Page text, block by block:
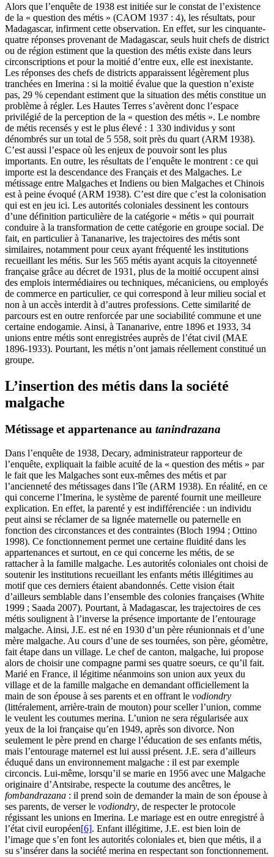
Alors que l’enquête de 1938 est initiée sur le constat de l’existence
de la « question des métis » (CAOM 1937 : 4), les résultats, pour
Madagascar, infirment cette observation. En effet, sur les cinquante-
quatre réponses provenant de Madagascar, seuls huit chefs de district
ou de région estiment que la question des métis existe dans leurs
circonscriptions et pour la moitié d’entre eux, elle est inexistante.
Les réponses des chefs de districts apparaissent légèrement plus
tranchées en Imerina : si la moitié évalue que la question n’existe
pas, 29 % cependant estiment que la situation des métis constitue un
problème à régler. Les Hautes Terres s’avèrent donc l’espace
privilégié de la perception de la « question des métis ». Le nombre
de métis recensés y est le plus élevé : 1 330 individus y sont
dénombrés sur un total de 5 558, soit près du quart (ARM 1938).
C’est aussi l’espace où les enjeux de pouvoir sont les plus
importants. En outre, les résultats de l’enquête le montrent : ce qui
importe est la descendance des Français et des Malgaches. Le
métissage entre Malgaches et Indiens ou bien Malgaches et Chinois
est à peine évoqué (ARM 1938). C’est dire que c’est la colonisation
qui est en jeu ici. Les autorités coloniales dessinent les contours
d’une définition particulière de la catégorie « métis » qui pourrait
conduire à la transformation de cette catégorie en groupe social. De
fait, en particulier à Tananarive, les trajectoires des métis sont
similaires, notamment pour ceux ayant fréquenté les institutions
recueillant les métis. Sur les 565 métis ayant acquis la citoyenneté
française grâce au décret de 1931, plus de la moitié occupent ainsi
des emplois intermédiaires ou techniques, mécaniciens, ou employés
de commerce en particulier, ce qui correspond à leur milieu social et
non à un accès interdit à d’autres professions. Cette similarité de
parcours est en outre renforcée par une sociabilité commune et une
certaine endogamie. Ainsi, à Tananarive, entre 1896 et 1933, 34
unions entre métis sont enregistrées auprès de l’état civil (MAE
1896-1933). Pourtant, les métis n’ont jamais réellement constitué un
groupe.
L’insertion des métis dans la société
malgache
Métissage et appartenance au tanindrazana
Dans l’enquête de 1938, Decary, administrateur rapporteur de
l’enquête, expliquait la faible acuité de la « question des métis » par
le fait que les Malgaches sont eux-mêmes des métis et par
l’ancienneté des métissages dans l’île (ARM 1938). En réalité, en ce
qui concerne l’Imerina, le système de parenté fournit une meilleure
explication. En effet, la parenté y est indifférenciée : un individu
peut ainsi se réclamer de sa lignée maternelle ou paternelle en
fonction des circonstances et des contraintes (Bloch 1994 ; Ottino
1998). Ce fonctionnement permet une certaine fluidité dans les
appartenances et surtout, en ce qui concerne les métis, de se
rattacher à la famille malgache. Les autorités coloniales ont choisi de
soutenir les institutions recueillant les enfants métis illégitimes au
motif que ces derniers étaient abandonnés. Cette vision était
d’ailleurs semblable dans l’ensemble des colonies françaises (White
1999 ; Saada 2007). Pourtant, à Madagascar, les trajectoires de ces
métis soulignent à l’inverse la présence importante de l’entourage
malgache. Ainsi, J.E. est né en 1930 d’un père réunionnais et d’une
mère malgache. Au cours d’une de ses tournées, son père, géomètre,
fait étape dans un village. Le chef de canton, malgache, lui propose
alors de choisir une compagne parmi ses quatre soeurs, ce qu’il fait.
Marié en France, il légitime néanmoins son union aux yeux du
village et de la famille malgache en demandant officiellement la
main de son épouse à ses parents et en offrant le vodiondry
(littéralement, arrière-train de mouton) pour sceller l’union, comme
le veulent les coutumes merina. L’union ne sera régularisée aux
yeux de la loi française qu’en 1949, après son divorce. Non
seulement le père prend en charge l’éducation de ses enfants métis,
mais l’entourage maternel est lui aussi présent. J.E. sera d’ailleurs
éduqué dans un environnement malgache : il est par exemple
circoncis. Lui-même, lorsqu’il se marie en 1956 avec une Malgache
originaire d’Antsirabe, respecte la coutume des ancêtres, le
fombandrazana : il prend soin de demander la main de son épouse à
ses parents, de verser le vodiondry, de respecter le protocole
régissant les unions en Imerina. Le mariage est en outre enregistré à
l’état civil européen[6]. Enfant illégitime, J.E. est bien loin de
l’image que s’en font les autorités coloniales et, bien que métis, il a
su s’insérer dans la société merina en respectant son fonctionnement.